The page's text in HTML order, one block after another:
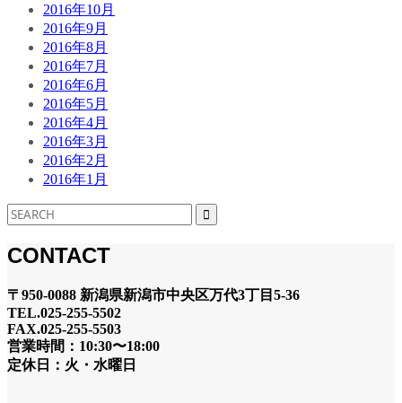
2016年10月
2016年9月
2016年8月
2016年7月
2016年6月
2016年5月
2016年4月
2016年3月
2016年2月
2016年1月
CONTACT
〒950-0088 新潟県新潟市中央区万代3丁目5-36
TEL.025-255-5502
FAX.025-255-5503
営業時間：10:30〜18:00
定休日：火・水曜日